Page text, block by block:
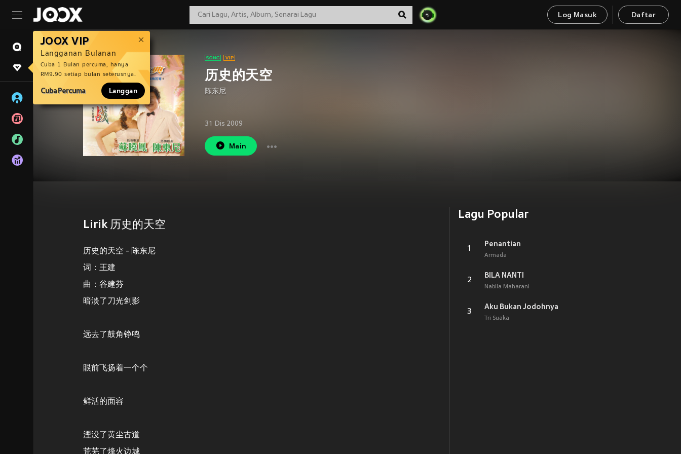
Log Masuk Daftar
JOOX VIP
Langganan Bulanan
Cuba 1 Bulan percuma, hanya
RM9.90 setiap bulan seterusnya.
Cuba Percuma Langgan
历史的天空
陈东尼
31 Dis 2009
Main
Lirik 历史的天空
历史的天空 - 陈东尼
词：王建
曲：谷建芬
暗淡了刀光剑影
远去了鼓角铮鸣
眼前飞扬着一个个
鲜活的面容
湮没了黄尘古道
荒芜了烽火边城
Lagu Popular
1
Penantian
Armada
2
BILA NANTI
Nabila Maharani
3
Aku Bukan Jodohnya
Tri Suaka